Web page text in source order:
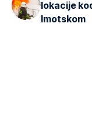
lokacije
Imotskom